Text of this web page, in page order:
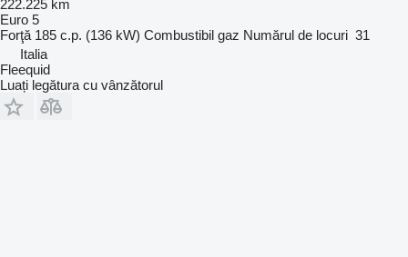
222.225 km
Euro 5
Forţă 185 c.p. (136 kW) Combustibil gaz Numărul de locuri 31
Italia
Fleequid
Luați legătura cu vânzătorul